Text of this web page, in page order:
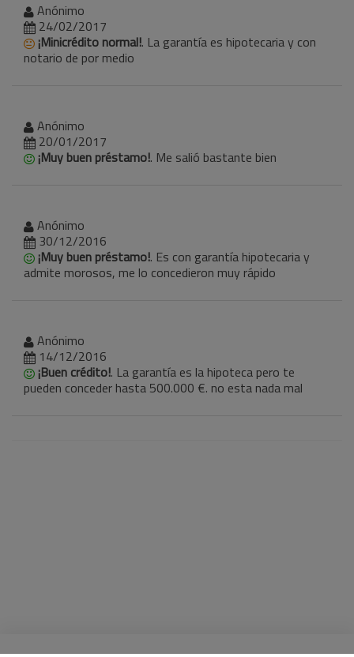
Anónimo
24/02/2017
¡Minicrédito normal!. La garantía es hipotecaria y con
notario de por medio
Anónimo
20/01/2017
¡Muy buen préstamo!. Me salió bastante bien
Anónimo
30/12/2016
¡Muy buen préstamo!. Es con garantía hipotecaria y
admite morosos, me lo concedieron muy rápido
Anónimo
14/12/2016
¡Buen crédito!. La garantía es la hipoteca pero te
pueden conceder hasta 500.000 €. no esta nada mal